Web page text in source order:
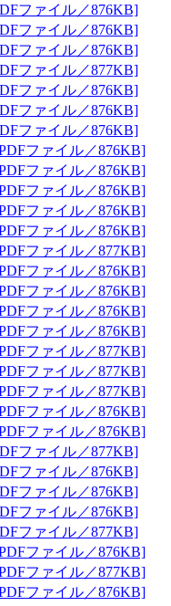
ファイル／876KB]
ファイル／876KB]
ファイル／876KB]
ファイル／877KB]
ファイル／876KB]
ファイル／876KB]
ファイル／876KB]
ファイル／876KB]
ファイル／876KB]
ファイル／876KB]
ファイル／876KB]
ファイル／876KB]
ファイル／877KB]
ファイル／876KB]
ファイル／876KB]
ファイル／876KB]
ファイル／876KB]
ファイル／877KB]
ファイル／877KB]
ファイル／877KB]
ファイル／876KB]
ファイル／876KB]
ファイル／877KB]
ファイル／876KB]
ファイル／876KB]
ファイル／876KB]
ファイル／877KB]
ファイル／876KB]
ファイル／877KB]
ファイル／876KB]